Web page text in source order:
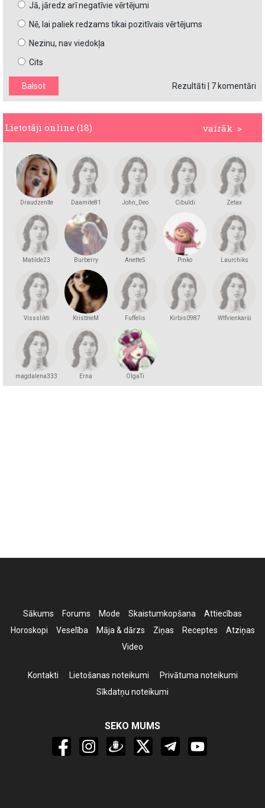
Jā, jāredz arī negatīvie vērtējumi
Nē, lai paliek redzams tikai pozitīvais vērtējums
Nezinu, nav viedokļa
Cits
Rezultāti 7 komentāri
vairāk >
Lietotāji online (18)
Draudzenīte Daamite81 John_Deo Cibuldi Zetax
Matilde23 Burberry Anette5 Pinko Laurchiks
Vissslikti KristīneM Fuffelis Kirbis0987 Wtfvienkarši
magdalena333 Erna OlgaTi
Sākums Forums Mode Skaistumkopšana
Attiecības
Horoskopi
Veselība Māja & dārzs Ziņas Receptes
Atziņas
Video
Kontakti Lietošanas noteikumi
Privātuma noteikumi
Sīkdatņu noteikumi
SEKO MUMS